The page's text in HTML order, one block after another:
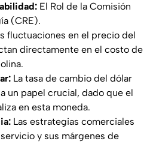
El Rol de la Comisión
(CRE).
fluctuaciones en el precio del
directamente en el costo de
La tasa de cambio del dólar
un papel crucial, dado que el
en esta moneda.
Las estrategias comerciales
y sus márgenes de